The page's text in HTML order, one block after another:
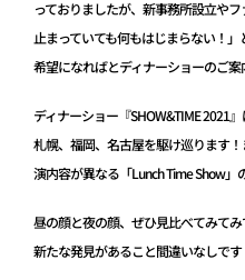
っておりましたが、新事務所設立や
止まっていても何もはじまらない！
希望になればとディナーショーのご
ディナーショー『SHOW&TIME 2021
札幌、福岡、名古屋を駆け巡ります
演内容が異なる「Lunch Time Show」
昼の顔と夜の顔、ぜひ見比べてみてみ
新たな発見があること間違いなしです